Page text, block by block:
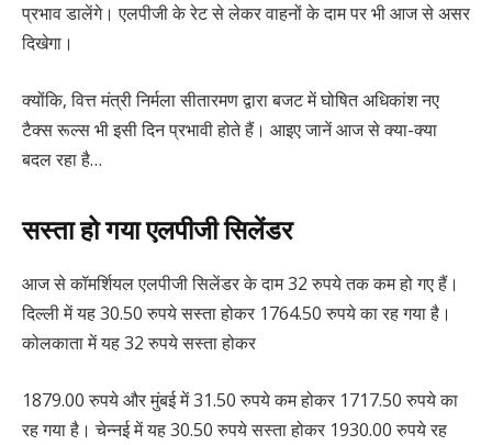
प्रभाव डालेंगे। एलपीजी के रेट से लेकर वाहनों के दाम पर भी आज से असर
दिखेगा।
क्योंकि, वित्त मंत्री निर्मला सीतारमण द्वारा बजट में घोषित अधिकांश नए
टैक्स रूल्स भी इसी दिन प्रभावी होते हैं। आइए जानें आज से क्या-क्या
बदल रहा है…
सस्ता हो गया एलपीजी सिलेंडर
आज से कॉमर्शियल एलपीजी सिलेंडर के दाम 32 रुपये तक कम हो गए हैं।
दिल्ली में यह 30.50 रुपये सस्ता होकर 1764.50 रुपये का रह गया है।
कोलकाता में यह 32 रुपये सस्ता होकर
1879.00 रुपये और मुंबई में 31.50 रुपये कम होकर 1717.50 रुपये का
रह गया है। चेन्नई में यह 30.50 रुपये सस्ता होकर 1930.00 रुपये रह